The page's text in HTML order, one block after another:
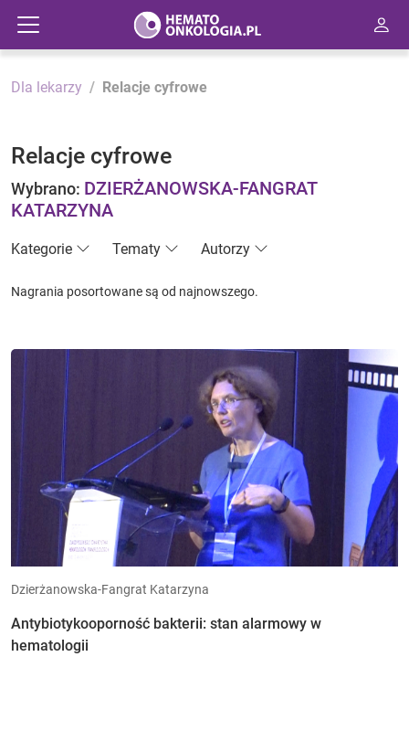
Dla lekarzy Relacje cyfrowe
Relacje cyfrowe
Wybrano: DZIERŻANOWSKA-FANGRAT
KATARZYNA
Kategorie Tematy Autorzy
Nagrania posortowane są od najnowszego.
Dzierżanowska-Fangrat Katarzyna
Antybiotykooporność bakterii: stan alarmowy w
hematologii